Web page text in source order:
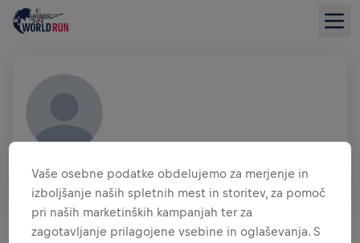
PREGLED ZBIRANJA SREDSTEV
Vaše osebne podatke obdelujemo za merjenje in
izboljšanje naših spletnih mest in storitev, za pomoč
pri naših marketinških kampanjah ter za
zagotavljanje prilagojene vsebine in oglaševanja. S